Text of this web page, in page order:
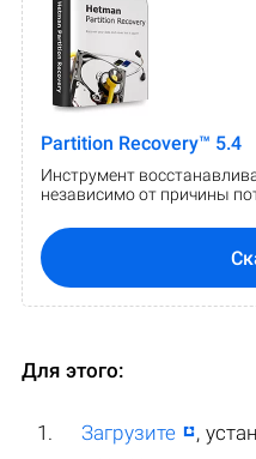
Partition Recovery™ 5.4
Инструмент
независимо от причины
Для этого:
Загрузите
,